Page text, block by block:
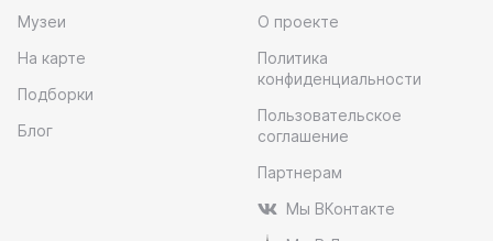
Музеи
На карте
Подборки
Блог
О проекте
Политика
конфиденциальности
Пользовательское
соглашение
Партнерам
Мы ВКонтакте